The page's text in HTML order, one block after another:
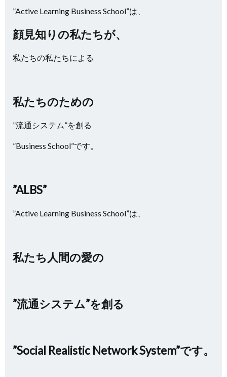
”Active Learning Business School”は、
顔見知りの私たちが、
私たちの私たちによる
私たちのための
”流通システム”を創る
”Business School”です。
”ALBS”
”Active Learning Business School”は、
私たち人間の愛の
”流通システム”を創る
”Social Realistic Network System”です。